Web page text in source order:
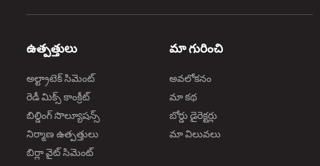
ఉత్పత్తులు
అల్ట్రాటెక్ సిమెంట్
రెడీ మిక్స్ కాంక్రీట్
బిల్డింగ్ సొల్యూషన్స్
నిర్మాణ ఉత్పత్తులు
బిర్లా వైట్ సిమెంట్
మా గురించి
అవలోకనం
మా కథ
బోర్డు డైరెక్టర్లు
మా విలువలు